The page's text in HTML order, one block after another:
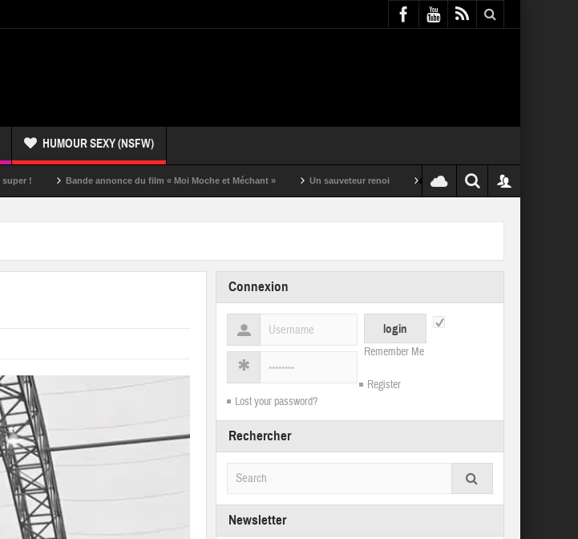
HUMOUR SEXY (NSFW)
Bande annonce du film « Moi Moche et Méchant » Un sauveteur renoi Un puching ball pas comme les autres
Connexion
Remember Me
Register
Lost your password?
Rechercher
Newsletter